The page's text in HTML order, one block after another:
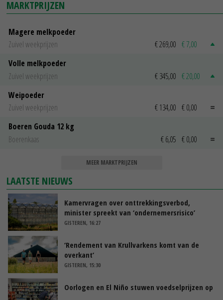
MARKTPRIJZEN
Magere melkpoeder
Zuivel weekprijzen
€ 269,00 € 7,00
Volle melkpoeder
Zuivel weekprijzen
€ 345,00 € 20,00
Weipoeder
Zuivel weekprijzen
€ 134,00 € 0,00
Boeren Gouda 12 kg
Boerenkaas
€ 6,05 € 0,00
MEER MARKTPRIJZEN
LAATSTE NIEUWS
Kamervragen over onttrekkingsverbod,
minister spreekt van ‘ondernemersrisico’
GISTEREN, 16:27
‘Rendement van Krullvarkens komt van de
overkant’
GISTEREN, 15:30
Oorlogen en El Niño stuwen voedselprijzen op